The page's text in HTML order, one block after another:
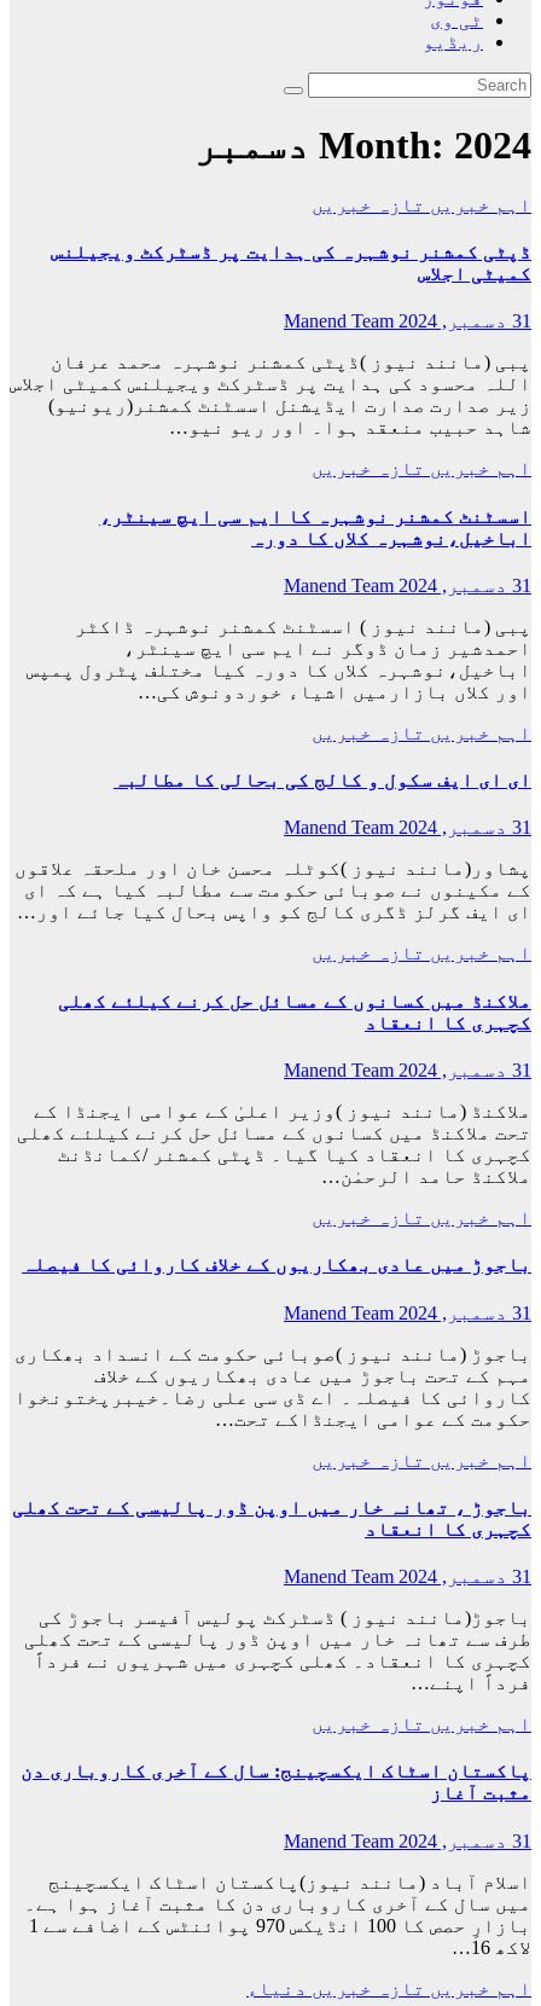
ٹی وی
ریڈیو
Month: 2024 دسمبر
اہم خبریں تازہ خبریں
ڈپٹی کمشنر نوشہرہ کی ہدایت پر ڈسٹرکٹ ویجیلنس
کمیٹی اجلاس
31 دسمبر, 2024
Manend Team
پبی (مانند نیوز )ڈپٹی کمشنر نوشہرہ محمد عرفان
اللہ محسود کی ہدایت پر ڈسٹرکٹ ویجیلنس کمیٹی اجلاس
زیر صدارت صدارت ایڈیشنل اسسٹنٹ کمشنر(ریونیو)
شاہد حبیب منعقد ہوا۔ اور ریو نیو…
اہم خبریں تازہ خبریں
اسسٹنٹ کمشنر نوشہرہ کا ایم سی ایچ سینٹر،
اباخیل،نوشہرہ کلاں کا دورہ
31 دسمبر, 2024
Manend Team
پبی (مانند نیوز ) اسسٹنٹ کمشنر نوشہرہ ڈاکٹر
احمدشیر زمان ڈوگر نے ایم سی ایچ سینٹر،
اباخیل،نوشہرہ کلاں کا دورہ کیا مختلف پٹرول پمپس
اور کلاں بازارمیں اشیاء خوردونوش کی…
اہم خبریں تازہ خبریں
ای ای ایف سکول و کالج کی بحالی کا مطالبہ
31 دسمبر, 2024
Manend Team
پشاور(مانند نیوز )کوٹلہ محسن خان اور ملحقہ علاقوں
کے مکینوں نے صوبائی حکومت سے مطالبہ کیا ہے کہ ای
ای ایف گرلز ڈگری کالج کو واپس بحال کیا جائے اور…
اہم خبریں تازہ خبریں
ملاکنڈ میں کسانوں کے مسائل حل کرنے کیلئے کھلی
کچہری کا انعقاد
31 دسمبر, 2024
Manend Team
ملاکنڈ (مانند نیوز )وزیر اعلیٰ کے عوامی ایجنڈا کے
تحت ملاکنڈ میں کسانوں کے مسائل حل کرنے کیلئے کھلی
کچہری کا انعقاد کیا گیا۔ ڈپٹی کمشنر /کمانڈنٹ
ملاکنڈ حامد الرحمٰن…
اہم خبریں تازہ خبریں
باجوڑ میں عادی بھکاریوں کے خلاف کاروائی کا فیصلہ
31 دسمبر, 2024
Manend Team
باجوڑ (مانند نیوز )صوبائی حکومت کے انسداد بھکاری
مہم کے تحت باجوڑ میں عادی بھکاریوں کے خلاف
کاروائی کا فیصلہ۔ اے ڈی سی علی رضا۔خیبرپختونخوا
حکومت کے عوامی ایجنڈاکے تحت…
اہم خبریں تازہ خبریں
باجوڑ ، تھانہ خار میں اوپن ڈور پالیسی کے تحت کھلی
کچہری کا انعقاد
31 دسمبر, 2024
Manend Team
باجوڑ(مانند نیوز ) ڈسٹرکٹ پولیس آفیسر باجوڑ کی
طرف سے تھانہ خار میں اوپن ڈور پالیسی کے تحت کھلی
کچہری کا انعقاد۔ کھلی کچہری میں شہریوں نے فرداً
فرداً اپنے…
اہم خبریں تازہ خبریں
پاکستان اسٹاک ایکسچینج: سال کے آخری کاروباری دن
مثبت آغاز
31 دسمبر, 2024
Manend Team
اسلام آباد (مانند نیوز)پاکستان اسٹاک ایکسچینج
میں سال کے آخری کاروباری دن کا مثبت آغاز ہوا ہے۔
بازارِ حصص کا 100 انڈیکس 970 پوائنٹس کے اضافے سے 1
لاکھ 16…
اہم خبریں تازہ خبریں دنیاء